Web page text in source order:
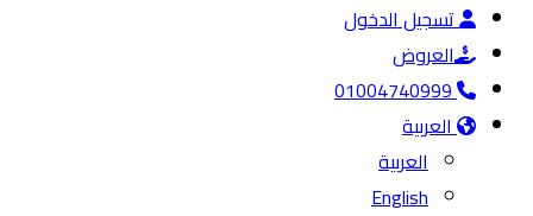
تسجيل الدخول
العروض
01004740999
العربية
العربية
English